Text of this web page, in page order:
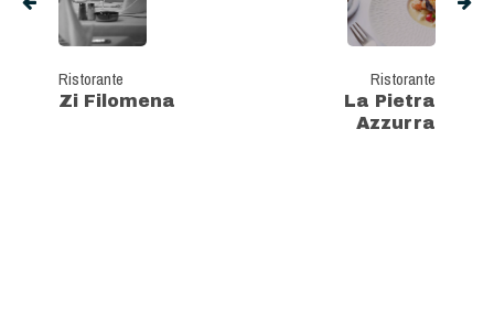
Ristorante
Zi Filomena
Ristorante
La Pietra
Azzurra